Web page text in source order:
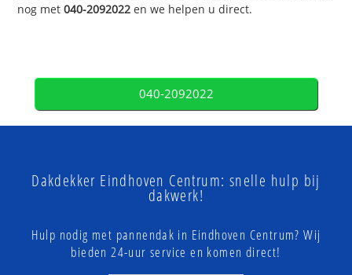
nog met040-2092022 en we helpen u direct.
040-2092022
Dakdekker Eindhoven Centrum: snelle hulp bij
dakwerk!
Hulp nodig met pannendak in Eindhoven Centrum? Wij
bieden 24-uur service en komen direct!